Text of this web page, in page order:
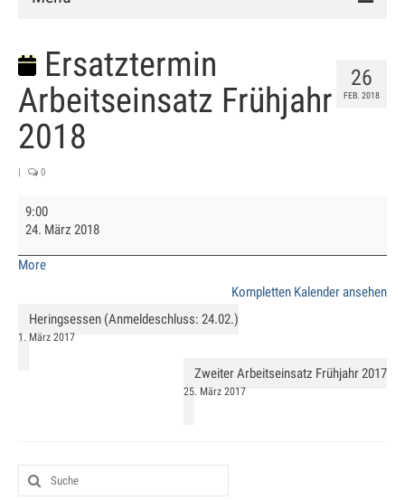
Vorstand
Chronik
Anlage
Training
Medenspiele 2025
26
FEB. 2018
Ersatztermin
Arbeitseinsatz Frühjahr
2018
| 0
Ersatztermin
Arbeitseinsatz
Frühjahr
2018
9:00
24. März 2018
Moreabout
Kompletten Kalender ansehen
Heringsessen (Anmeldeschluss: 24.02.)
1. März 2017
Zweiter Arbeitseinsatz Frühjahr 2017
25. März 2017